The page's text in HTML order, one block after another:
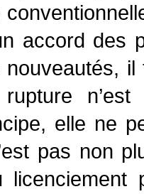
accord des
rupture
elle ne
pas non